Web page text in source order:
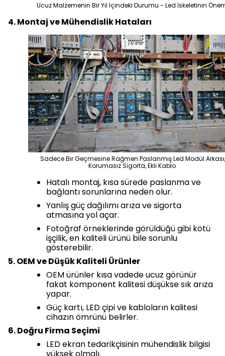
Ucuz Malzemenin Bir Yıl İçindeki Durumu - Led İskeletinin
4. Montaj ve Mühendislik Hataları
Sadece Bir Geçmesine Rağmen Paslanmış Led Modül Arkası,
Korumasız Sigorta, Ekli Kablo
Hatalı montaj, kısa sürede paslanma ve
bağlantı sorunlarına neden olur.
Yanlış güç dağılımı arıza ve sigorta
atmasına yol açar.
Fotoğraf örneklerinde görüldüğü gibi kötü
işçilik, en kaliteli ürünü bile sorunlu
gösterebilir.
5. OEM ve Düşük Kaliteli Ürünler
OEM ürünler kısa vadede ucuz görünür
fakat komponent kalitesi düşükse sık arıza
yapar.
Güç kartı, LED çipi ve kabloların kalitesi
cihazın ömrünü belirler.
6. Doğru Firma Seçimi
LED ekran tedarikçisinin mühendislik bilgisi
yüksek olmalı.